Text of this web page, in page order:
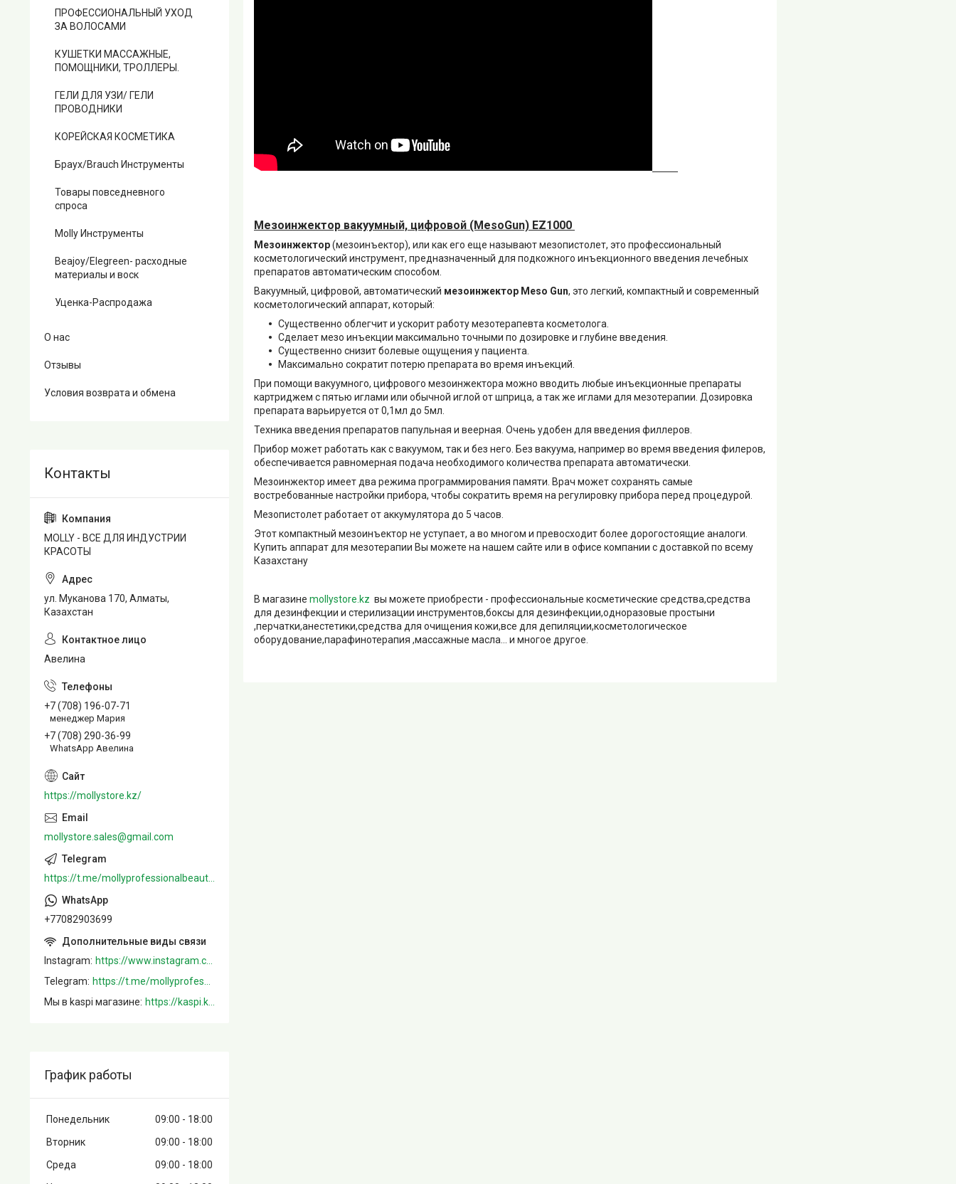
Мезоинжектор вакуумный, цифровой (MesoGun) EZ1000
Мезоинжектор(мезоинъектор), или как его еще называют мезопистолет, это профессиональный
косметологический инструмент, предназначенный для подкожного инъекционного введения лечебных
препаратов автоматическим способом.
Вакуумный, цифровой, автоматический мезоинжектор Meso Gun, это легкий, компактный и современный
косметологический аппарат, который:
Существенно облегчит и ускорит работу мезотерапевта косметолога.
Сделает мезо инъекции максимально точными по дозировке и глубине введения.
Существенно снизит болевые ощущения у пациента.
Максимально сократит потерю препарата во время инъекций.
При помощи вакуумного, цифрового мезоинжектора можно вводить любые инъекционные препараты
картриджем с пятью иглами или обычной иглой от шприца, а так же иглами для мезотерапии. Дозировка
препарата варьируется от 0,1мл до 5мл.
Техника введения препаратов папульная и веерная. Очень удобен для введения филлеров.
Прибор может работать как с вакуумом, так и без него. Без вакуума, например во время введения филеров,
обеспечивается равномерная подача необходимого количества препарата автоматически.
Мезоинжектор имеет два режима программирования памяти. Врач может сохранять самые
востребованные настройки прибора, чтобы сократить время на регулировку прибора перед процедурой.
Мезопистолет работает от аккумулятора до 5 часов.
Этот компактный мезоинъектор не уступает, а во многом и превосходит более дорогостоящие аналоги.
Купить аппарат для мезотерапии Вы можете на нашем сайте или в офисе компании с доставкой по всему
Казахстану
В магазине mollystore.kz вы можете приобрести - профессиональные косметические средства,средства
для дезинфекции и стерилизации инструментов,боксы для дезинфекции,одноразовые простыни
,перчатки,анестетики,средства для очищения кожи,все для депиляции,косметологическое
оборудование,парафинотерапия ,массажные масла... и многое другое.
ПРОФЕССИОНАЛЬНЫЙ УХОД
ЗА ВОЛОСАМИ
КУШЕТКИ МАССАЖНЫЕ,
ПОМОЩНИКИ, ТРОЛЛЕРЫ.
ГЕЛИ ДЛЯ УЗИ/ ГЕЛИ
ПРОВОДНИКИ
КОРЕЙСКАЯ КОСМЕТИКА
Браух/Brauch Инструменты
Товары повседневного
спроса
Molly Инструменты
Beajoy/Elegreen- расходные
материалы и воск
Уценка-Распродажа
О нас
Отзывы
Условия возврата и обмена
MOLLY - ВСЕ ДЛЯ ИНДУСТРИИ
КРАСОТЫ
ул. Муканова 170, Алматы,
Казахстан
Авелина
+7 (708) 196-07-71
менеджер Мария
+7 (708) 290-36-99
WhatsApp Авелина
https://mollystore.kz/
mollystore.sales@gmail.com
+77082903699
Instagram
Telegram
Мы в kaspi магазине
График работы
Понедельник 09:00
18:00
Вторник
09:00
18:00
Среда
09:00
18:00